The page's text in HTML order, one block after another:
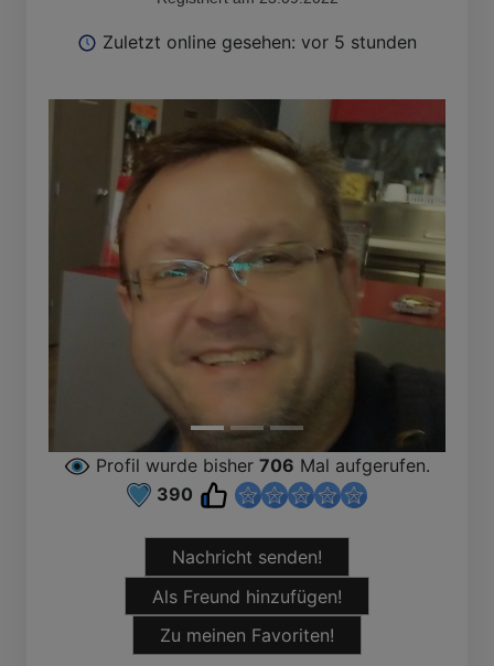
Zuletzt online gesehen: vor 5 stunden
Profil wurde bisher 706 Mal aufgerufen.
390
Nachricht senden!
Als Freund hinzufügen!
Zu meinen Favoriten!